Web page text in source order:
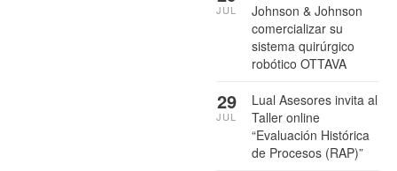
Johnson & Johnson
comercializar su
sistema quirúrgico
robótico OTTAVA
JUL
Lual Asesores invita al
Taller online
“Evaluación Histórica
de Procesos (RAP)”
29
JUL